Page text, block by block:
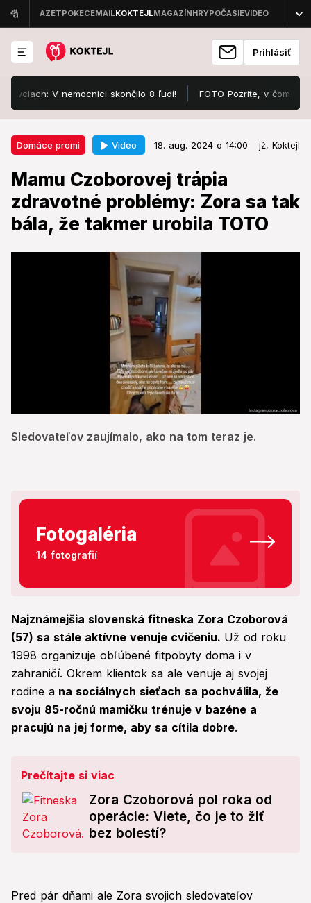
Prihlásiť
V nemocnici skončilo 8 ľudí! FOTO Pozrite, v čom sa
Domáce promi Video 18. aug. 2024 o 14:00 jž, Koktejl
Mamu Czoborovej trápia
zdravotné problémy: Zora sa tak
bála, že takmer urobila TOTO
seconds
of
Sledovateľov zaujímalo, ako na tom teraz je.
Domáce promi 18. aug. 2024 o 14:00
Mamu Czoborovej trápia
zdravotné problémy: Zora sa tak
bála, že takmer urobila TOTO
Fotogaléria
14 fotografií
Najznámejšia slovenská fitneska Zora Czoborová
(57) sa stále aktívne venuje cvičeniu. Už od roku
1998 organizuje obľúbené fitpobyty doma i v
zahraničí. Okrem klientok sa ale venuje aj svojej
rodine a na sociálnych sieťach sa pochválila, že
svoju 85-ročnú mamičku trénuje v bazéne a
pracujú na jej forme, aby sa cítila dobre.
Prečítajte si viac
Zora Czoborová pol roka od
operácie: Viete, čo je to žiť
bez bolestí?
Pred pár dňami ale Zora svojich sledovateľov